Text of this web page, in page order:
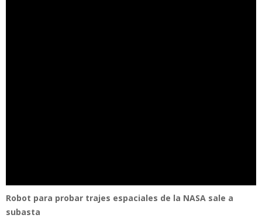
Robot para probar trajes espaciales de la NASA sale a
subasta